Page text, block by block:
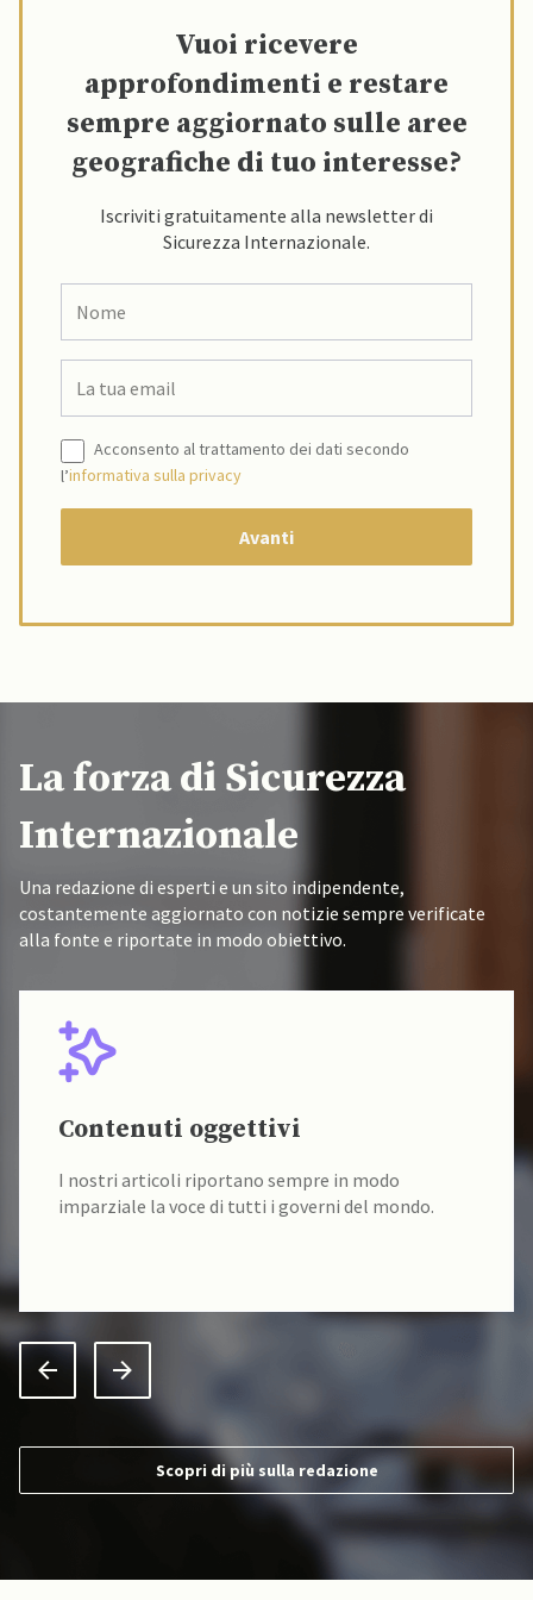
Vuoi ricevere
approfondimenti e restare
sempre aggiornato sulle aree
geografiche di tuo interesse?
Iscriviti gratuitamente alla newsletter di
Sicurezza Internazionale.
Acconsento al trattamento dei dati secondo
l’informativa sulla privacy
La forza di Sicurezza
Internazionale
Una redazione di esperti e un sito indipendente,
costantemente aggiornato con notizie sempre verificate
alla fonte e riportate in modo obiettivo.
Contenuti oggettivi
I nostri articoli riportano sempre in modo
imparziale la voce di tutti i governi del mondo.
Scopri di più sulla redazione